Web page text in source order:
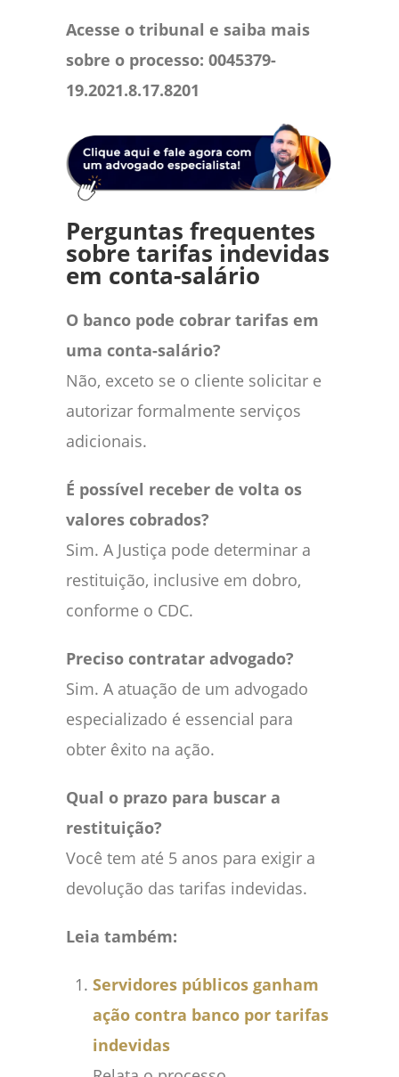
Acesse o tribunal e saiba mais
sobre o processo: 0045379-
19.2021.8.17.8201
Perguntas frequentes
sobre tarifas indevidas
em conta-salário
O banco pode cobrar tarifas em
uma conta-salário?
Não, exceto se o cliente solicitar e
autorizar formalmente serviços
adicionais.
É possível receber de volta os
valores cobrados?
Sim. A Justiça pode determinar a
restituição, inclusive em dobro,
conforme o CDC.
Preciso contratar advogado?
Sim. A atuação de um advogado
especializado é essencial para
obter êxito na ação.
Qual o prazo para buscar a
restituição?
Você tem até 5 anos para exigir a
devolução das tarifas indevidas.
Leia também:
Servidores públicos ganham
ação contra banco por tarifas
indevidas